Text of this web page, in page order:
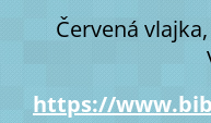
Červená
https://